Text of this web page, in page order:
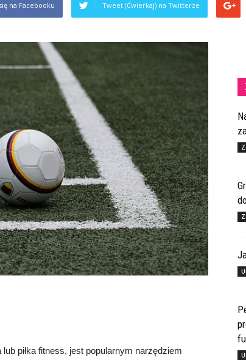
na Facebooku Tweet (Ćwierkaj) na Twitterze
piłka fitness, jest popularnym narzędziem